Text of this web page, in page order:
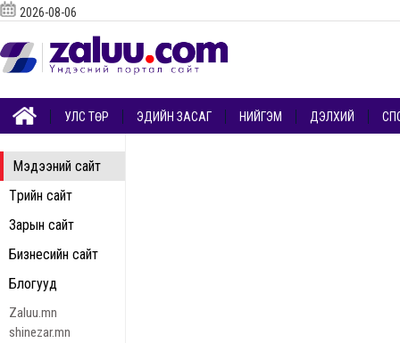
Мэдээний сайт
Төрийн сайт
Зарын сайт
Бизнесийн сайт
Блогууд
Zaluu.mn
shinezar.mn
2026-08-06
УЛС ТӨР ЭДИЙН ЗАСАГ НИЙГЭМ ДЭЛХИЙ